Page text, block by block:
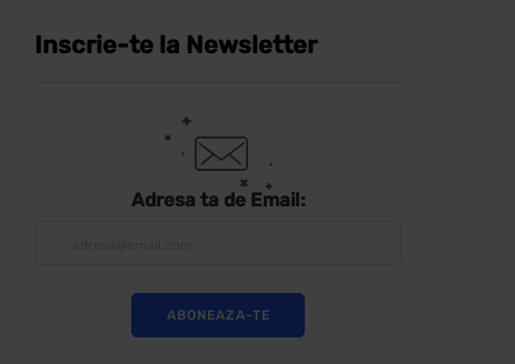
Inscrie-te la Newsletter
Adresa ta de Email: